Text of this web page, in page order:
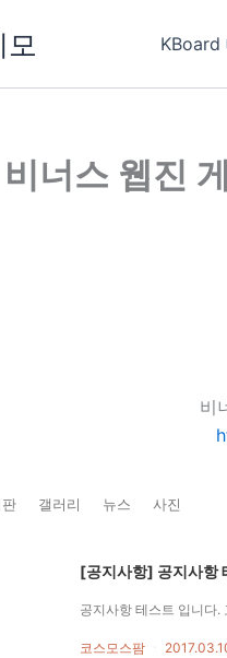
KBoard
너스 웹진
비
갤러리 뉴스 사진
[공지사항] 공지사항
공지사항 테스트 입니다.
코스모스팜